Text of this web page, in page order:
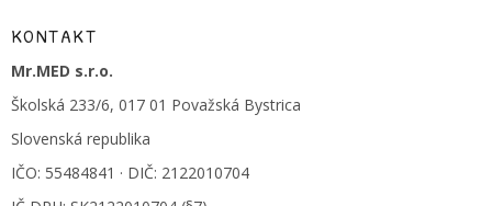
KONTAKT
Mr.MED s.r.o.
Školská 233/6, 017 01 Považská Bystrica
Slovenská republika
IČO: 55484841 · DIČ: 2122010704